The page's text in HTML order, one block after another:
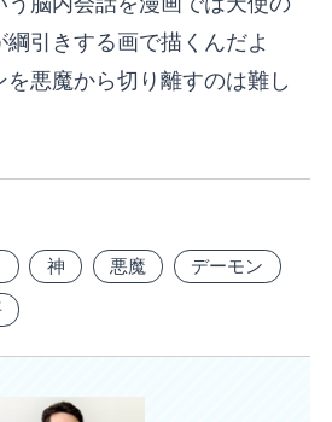
引きする画で描くんだよ
悪魔から切り離すのは難し
神 悪魔 デーモン